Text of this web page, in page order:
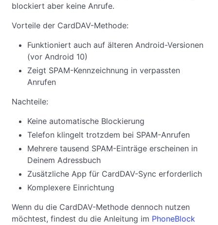
blockiert aber keine Anrufe.
Vorteile der CardDAV-Methode:
Funktioniert auch auf älteren Android-Versionen
(vor Android 10)
Zeigt SPAM-Kennzeichnung in verpassten
Anrufen
Nachteile:
Keine automatische Blockierung
Telefon klingelt trotzdem bei SPAM-Anrufen
Mehrere tausend SPAM-Einträge erscheinen in
Deinem Adressbuch
Zusätzliche App für CardDAV-Sync erforderlich
Komplexere Einrichtung
Wenn du die CardDAV-Methode dennoch nutzen
möchtest, findest du die Anleitung im PhoneBlock